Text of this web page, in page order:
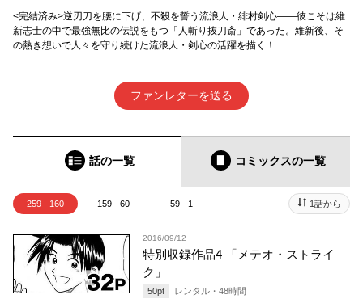
<完結済み>逆刃刀を腰に下げ、不殺を誓う流浪人・緋村剣心——彼こそは維
新志士の中で最強無比の伝説をもつ「人斬り抜刀斎」であった。維新後、そ
の熱き想いで人々を守り続けた流浪人・剣心の活躍を描く！
ファンレターを送る
話の一覧 コミックスの一覧
259 - 160 159 - 60 59 - 1 1話から
2016/09/12
特別収録作品4 「メテオ・ストライ
ク」
50pt レンタル・ 48時間